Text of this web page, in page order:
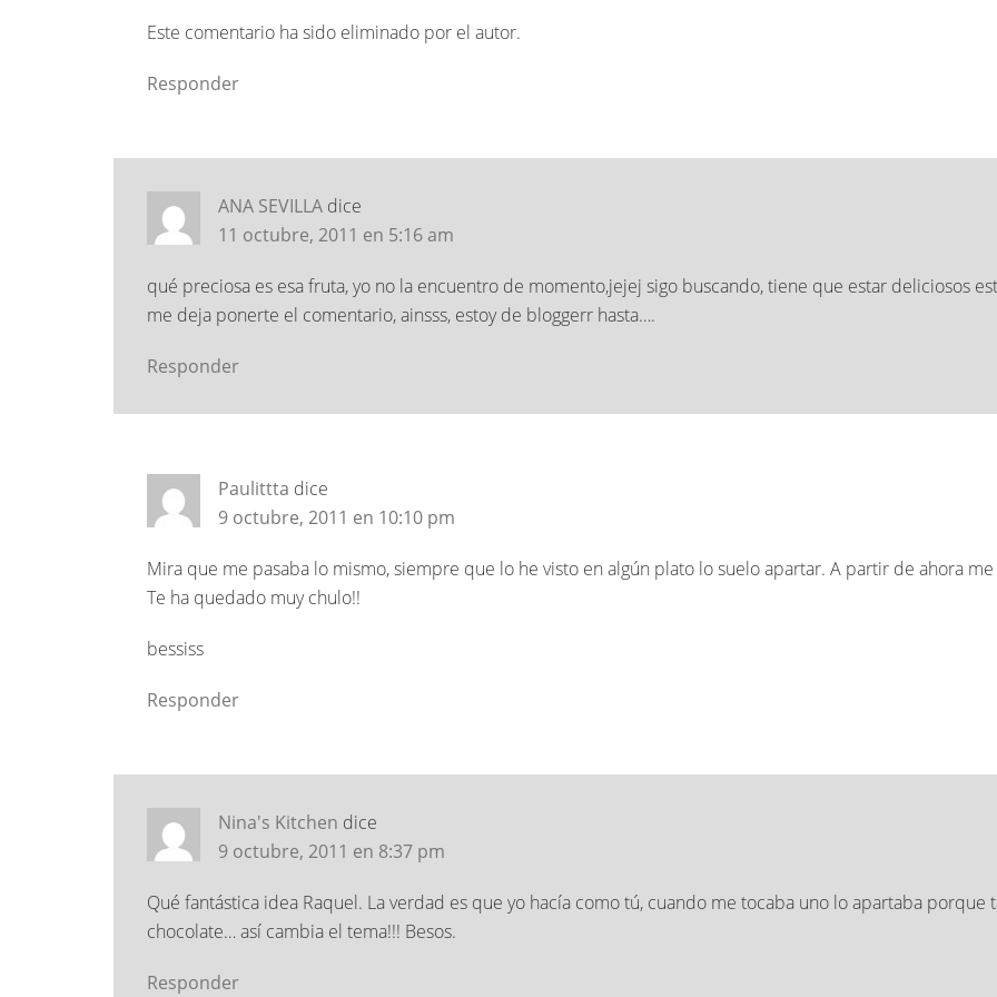
Este comentario ha sido eliminado por el autor.
Responder
ANA SEVILLA dice
11 octubre, 2011 en 5:16 am
qué preciosa es esa fruta, yo no la encuentro de momento,jejej sigo buscando, tiene que estar deliciosos
me deja ponerte el comentario, ainsss, estoy de bloggerr hasta….
Responder
Paulittta dice
9 octubre, 2011 en 10:10 pm
Mira que me pasaba lo mismo, siempre que lo he visto en algún plato lo suelo apartar. A partir de ahora
Te ha quedado muy chulo!!
bessiss
Responder
Nina's Kitchen dice
9 octubre, 2011 en 8:37 pm
Qué fantástica idea Raquel. La verdad es que yo hacía como tú, cuando me tocaba uno lo apartaba
chocolate… así cambia el tema!!! Besos.
Responder